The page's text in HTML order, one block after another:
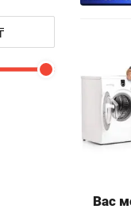
Вас